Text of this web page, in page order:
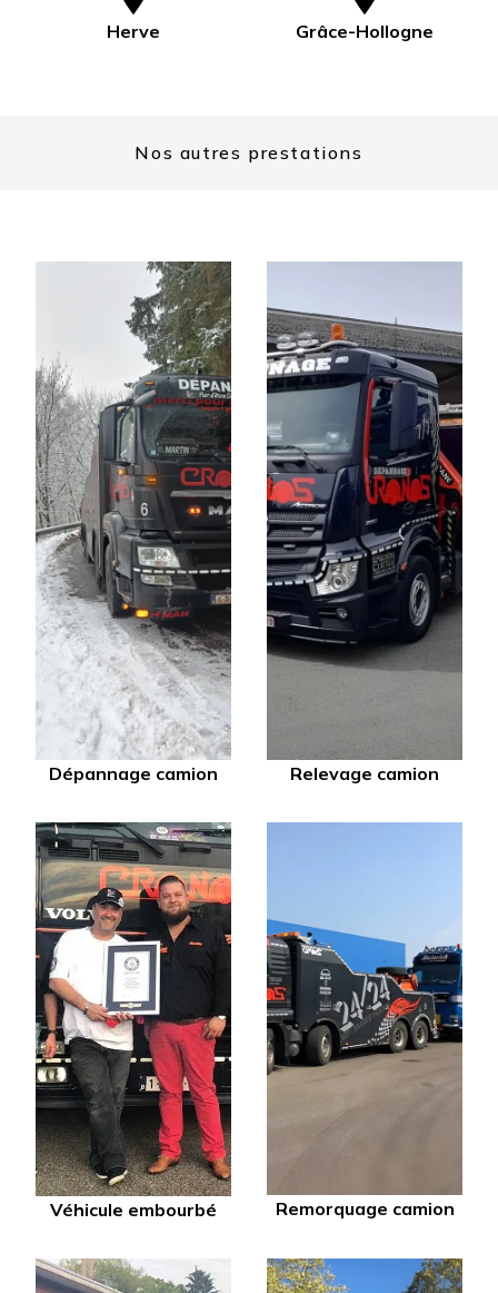
Herve Grâce-Hollogne
Nos autres prestations
Dépannage camion Relevage camion
Véhicule embourbé Remorquage camion